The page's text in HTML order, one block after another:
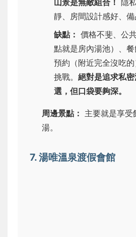
靜、房間設計感好、備
缺點： 價格不斐、公
點就是房內湯池）、
預約（附近完全沒吃
挑戰。 絕對是追求私
選，但口袋要夠深。
周邊景點： 主要就是享受
湯。
7. 湯唯溫泉渡假會館